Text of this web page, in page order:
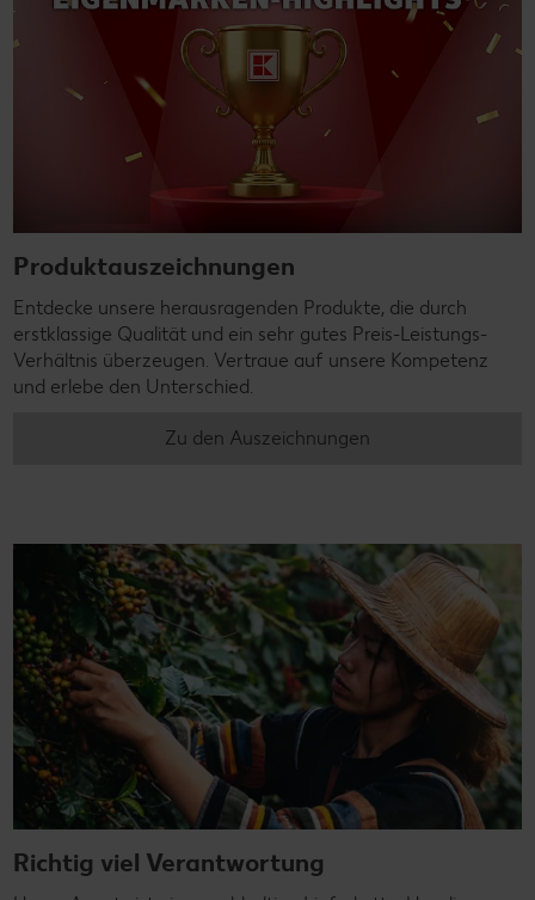
Produktauszeichnungen
Entdecke unsere herausragenden Produkte, die durch
erstklassige Qualität und ein sehr gutes Preis-Leistungs-
Verhältnis überzeugen. Vertraue auf unsere Kompetenz
und erlebe den Unterschied.
Zu den Auszeichnungen
Richtig viel Verantwortung